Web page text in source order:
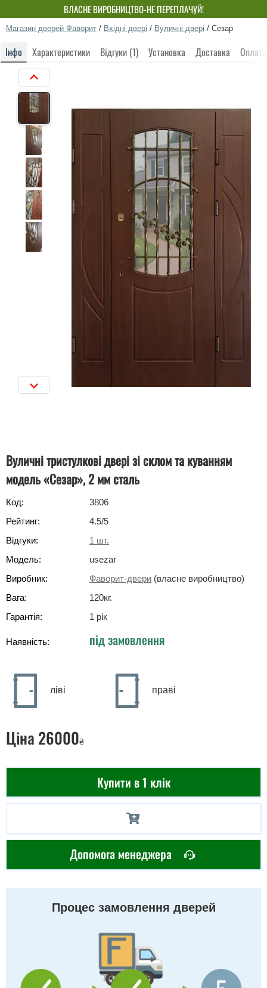
ВЛАСНЕ ВИРОБНИЦТВО-НЕ ПЕРЕПЛАЧУЙ!
Магазин дверей Фаворит / Вхідні двері / Вуличні двері / Сезар
Інфо Характеристики Відгуки (1) Установка Доставка Оплата
Вуличні тристулкові двері зі склом та куванням
модель «Сезар», 2 мм сталь
Код:
3806
Рейтинг:
4.5/5
Відгуки:
1 шт.
Модель:
usezar
Виробник:
Фаворит-двери (власне виробництво)
Вага:
120кг.
Гарантія:
1 рік
Наявність: під замовлення
ліві праві
Ціна 26000₴
Купити в 1 клік
Допомога менеджера
Процес замовлення дверей